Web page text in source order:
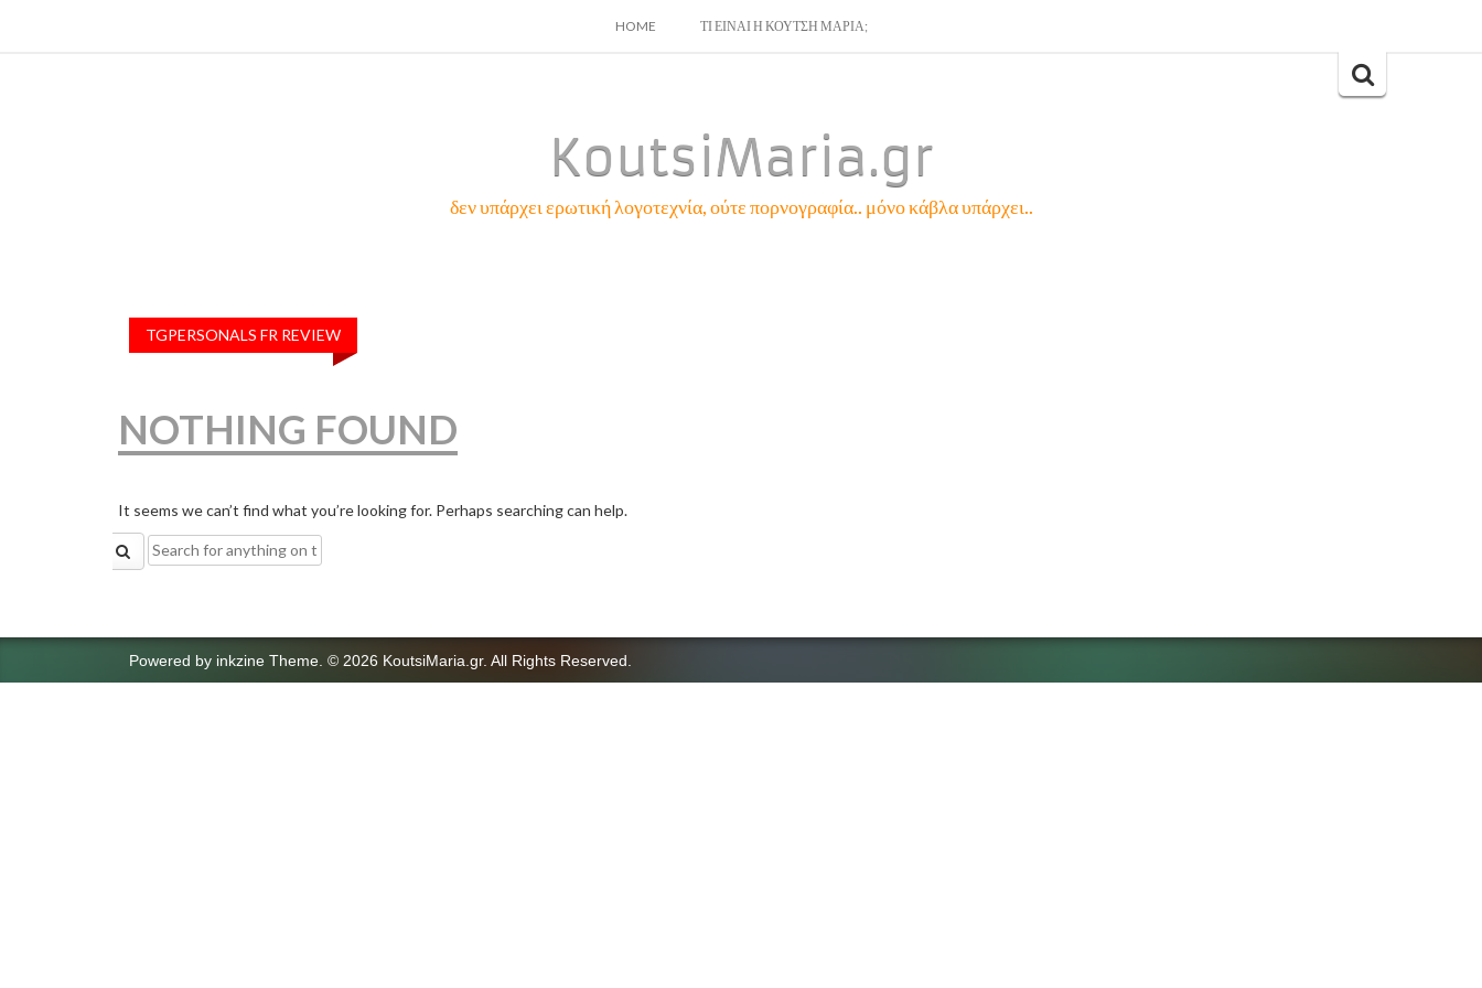
SKIP
HOME ΤΙ ΕΙΝΑΙ Η ΚΟΥΤΣΗ ΜΑΡΙΑ;
Search
KoutsiMaria.gr
δεν υπάρχει ερωτική λογοτεχνία, ούτε πορνογραφία.. μόνο κάβλα υπάρχει..
TGPERSONALS FR REVIEW
NOTHING FOUND
It seems we can’t find what you’re looking for. Perhaps searching can help.
Search
for:
Powered by inkzine Theme © 2026 KoutsiMaria.gr. All Rights Reserved.